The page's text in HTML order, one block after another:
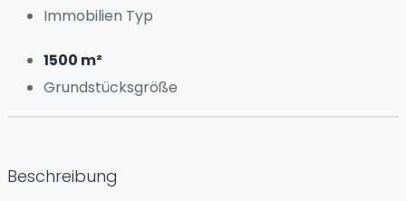
Immobilien Typ
1500 m²
Grundstücksgröße
Beschreibung